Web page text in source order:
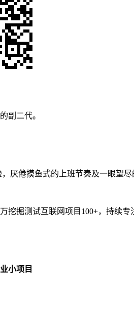
副二代。
厌倦摸鱼式的上班节奏及一眼望
挖掘测试互联网项目100+，持续
小项目